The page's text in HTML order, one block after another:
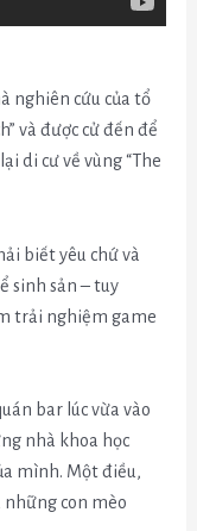
nghiên cứu của tổ
và được cử đến để
di cư về vùng “The
biết yêu chứ và
sinh sản – tuy
trải nghiệm game
bar lúc vừa vào
nhà khoa học
mình. Một điều,
những con mèo